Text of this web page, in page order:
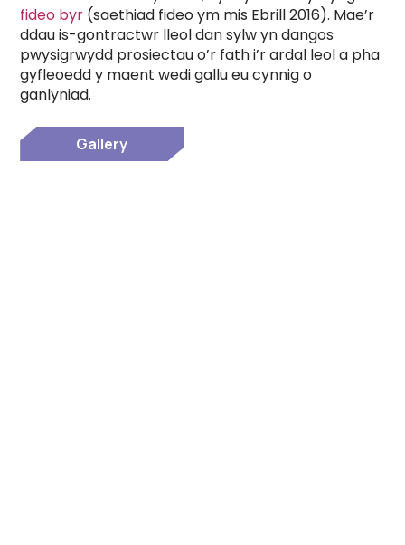
fideo byr (saethiad fideo ym mis Ebrill 2016). Mae’r
ddau is-gontractwr lleol dan sylw yn dangos
pwysigrwydd prosiectau o’r fath i’r ardal leol a pha
gyfleoedd y maent wedi gallu eu cynnig o
ganlyniad.
Gallery